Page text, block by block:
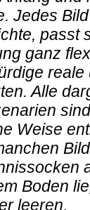
Jedes
passt
ganz
reale
Alle
Weise
Boden
leeren,